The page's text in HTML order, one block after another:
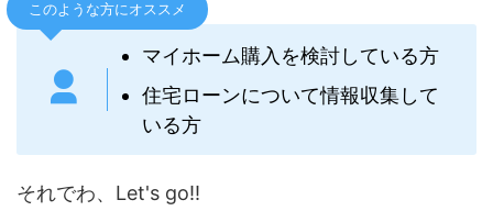
このような方にオススメ
マイホーム購入を検討している方
住宅ローンについて情報収集して
いる方
それでわ、Let's go!!